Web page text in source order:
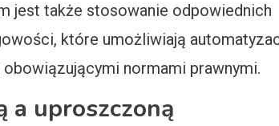
jest także stosowanie odpowiednich
które umożliwiają
normami prawnymi.
a uproszczoną